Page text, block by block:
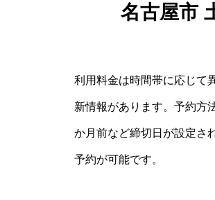
名古屋市
利用料金は時間帯に応じて
新情報があります。予約方
か月前など締切日が設定さ
予約が可能です。